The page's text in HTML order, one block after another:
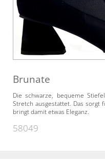
Brunate
Die schwarze, bequeme
Stretch ausgestattet. Das sorgt
bringt damit etwas Eleganz.
58049